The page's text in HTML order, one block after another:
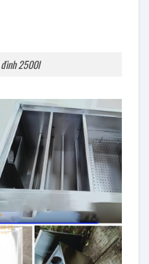
2500l